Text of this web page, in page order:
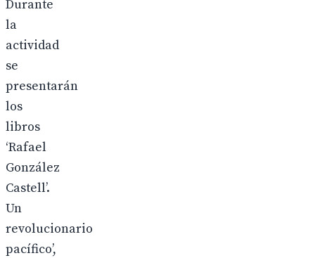
Durante
la
actividad
se
presentarán
los
libros
‘Rafael
González
Castell’.
Un
revolucionario
pacífico’,